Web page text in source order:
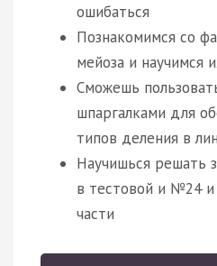
ошибаться
Познакомимся со
мейоза и научимся
Сможешь
шпаргалками для
типов деления в
Научишься решать
в тестовой и №24
части